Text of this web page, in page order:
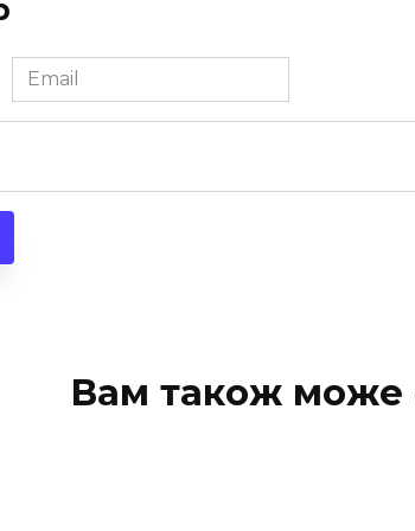
Email
*
Вам також може